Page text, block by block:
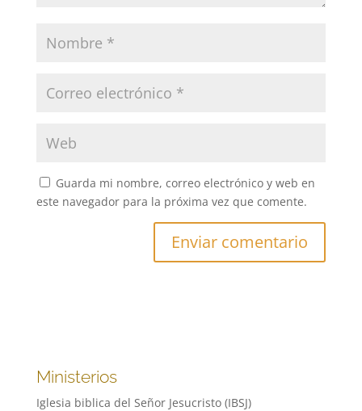
Guarda mi nombre, correo electrónico y web en
este navegador para la próxima vez que comente.
Ministerios
Iglesia biblica del Señor Jesucristo (IBSJ)